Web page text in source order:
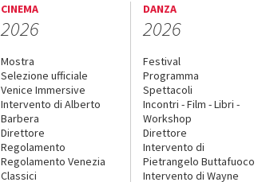
CINEMA
2026
Mostra
Selezione ufficiale
Venice Immersive
Intervento di Alberto
Barbera
Direttore
Regolamento
Regolamento Venezia
Classici
DANZA
2026
Festival
Programma
Spettacoli
Incontri - Film - Libri -
Workshop
Direttore
Intervento di
Pietrangelo Buttafuoco
Intervento di Wayne